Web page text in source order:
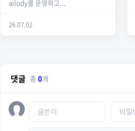
ailody를 운영하고...
26.07.02
댓글 총 0개